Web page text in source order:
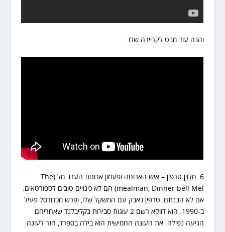
והנה עוד מבט לקריירה שלו:
6. מלוין טרפין
– איש הארוחה ופעמון ארוחת הערב מל (The
mealman, Dinner bell Mel) הם לא כינויים טובים לספורטאים.
אם לא הבנתם, טרפין נאבק עם המשקל שלו, ופרש מכדורסל פעיל
ב-1990. הוא דווקא רשם 2 עונות סבירות בקליבלנד שאחריהם
הגיעה נפילה. את העונה החמישית הוא בילה בספרד, חזר לעונה